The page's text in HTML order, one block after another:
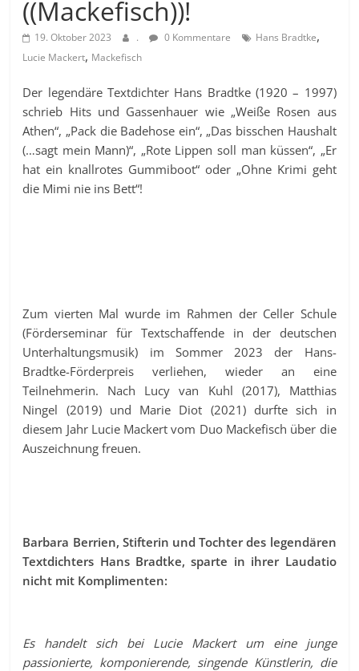
((Mackefisch))!
19. Oktober 2023 . 0 Kommentare Hans Bradtke,
Lucie Mackert, Mackefisch
Der legendäre Textdichter Hans Bradtke (1920 – 1997)
schrieb Hits und Gassenhauer wie „Weiße Rosen aus
Athen“, „Pack die Badehose ein“, „Das bisschen Haushalt
(…sagt mein Mann)“, „Rote Lippen soll man küssen“, „Er
hat ein knallrotes Gummiboot“ oder „Ohne Krimi geht
die Mimi nie ins Bett“!
Zum vierten Mal wurde im Rahmen der Celler Schule
(Förderseminar für Textschaffende in der deutschen
Unterhaltungsmusik) im Sommer 2023 der Hans-
Bradtke-Förderpreis verliehen, wieder an eine
Teilnehmerin. Nach Lucy van Kuhl (2017), Matthias
Ningel (2019) und Marie Diot (2021) durfte sich in
diesem Jahr Lucie Mackert vom Duo Mackefisch über die
Auszeichnung freuen.
Barbara Berrien, Stifterin und Tochter des legendären
Textdichters Hans Bradtke, sparte in ihrer Laudatio
nicht mit Komplimenten:
Es handelt sich bei Lucie Mackert um eine junge
passionierte, komponierende, singende Künstlerin, die